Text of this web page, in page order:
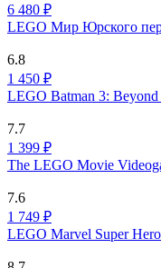
6 480 ₽
LEGO Мир Юрского
6.8
1 450 ₽
LEGO Batman 3: Beyond
7.7
1 399 ₽
The LEGO Movie
7.6
1 749 ₽
LEGO Marvel Super